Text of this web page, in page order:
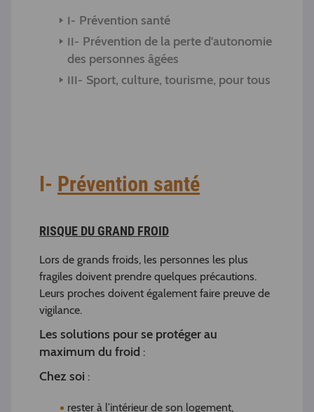
Prévention santé
Prévention de la perte d'autonomie
des personnes âgées
Sport, culture, tourisme, pour tous
I- Prévention santé
RISQUE DU GRAND FROID
Lors de grands froids, les personnes les plus
fragiles doivent prendre quelques précautions.
Leurs proches doivent également faire preuve de
vigilance.
Les solutions pour se protéger au
maximum du froid :
Chez soi :
rester à l’intérieur de son logement,